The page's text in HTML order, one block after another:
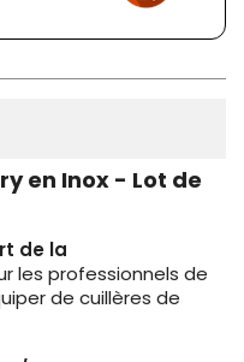
en Inox - Lot de
de la
les professionnels de
de cuillères de